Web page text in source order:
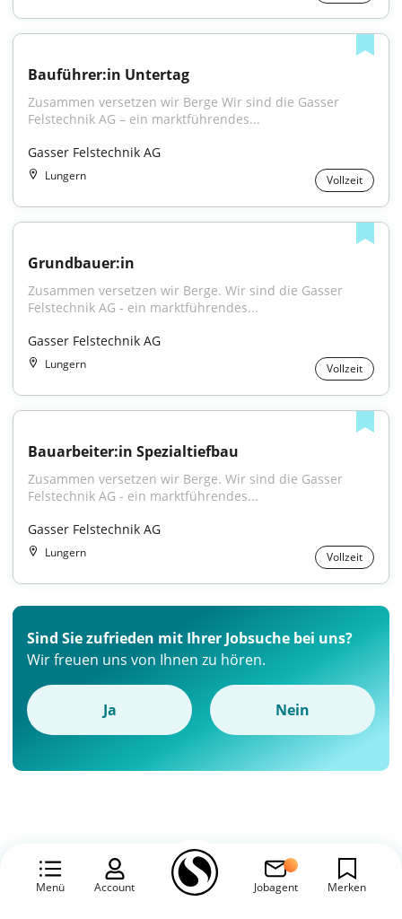
Bauführer:in Untertag
Zusammen versetzen wir Berge Wir sind die Gasser
Felstechnik AG – ein marktführendes...
Gasser Felstechnik AG
Lungern Vollzeit
Grundbauer:in
Zusammen versetzen wir Berge. Wir sind die Gasser
Felstechnik AG - ein marktführendes...
Gasser Felstechnik AG
Lungern Vollzeit
Bauarbeiter:in Spezialtiefbau
Zusammen versetzen wir Berge. Wir sind die Gasser
Felstechnik AG - ein marktführendes...
Gasser Felstechnik AG
Lungern Vollzeit
Menü Account Jobagent Merken
Sind Sie zufrieden mit Ihrer Jobsuche bei uns?
Wir freuen uns von Ihnen zu hören.
Ja Nein